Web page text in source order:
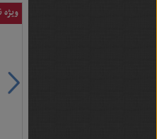
ویژه